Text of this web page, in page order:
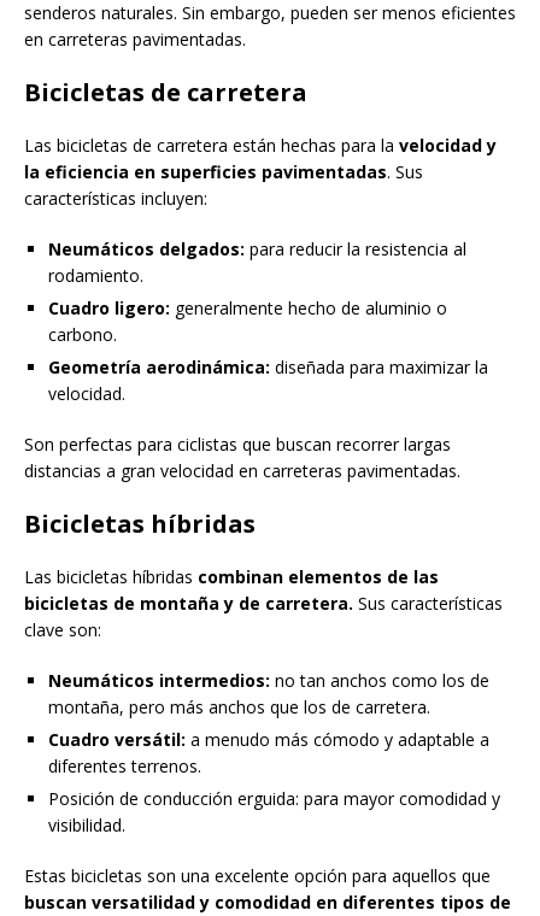
senderos naturales. Sin embargo, pueden ser menos eficientes
en carreteras pavimentadas.
Bicicletas de carretera
Las bicicletas de carretera están hechas para la velocidad y
la eficiencia en superficies pavimentadas. Sus
características incluyen:
Neumáticos delgados: para reducir la resistencia al
rodamiento.
Cuadro ligero: generalmente hecho de aluminio o
carbono.
Geometría aerodinámica: diseñada para maximizar la
velocidad.
Son perfectas para ciclistas que buscan recorrer largas
distancias a gran velocidad en carreteras pavimentadas.
Bicicletas híbridas
Las bicicletas híbridas combinan elementos de las
bicicletas de montaña y de carretera. Sus características
clave son:
Neumáticos intermedios: no tan anchos como los de
montaña, pero más anchos que los de carretera.
Cuadro versátil: a menudo más cómodo y adaptable a
diferentes terrenos.
Posición de conducción erguida: para mayor comodidad y
visibilidad.
Estas bicicletas son una excelente opción para aquellos que
buscan versatilidad y comodidad en diferentes tipos de